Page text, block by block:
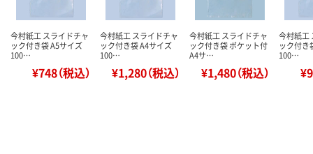
今村紙工 スライドチャ
ック付き袋 A5サイズ
100…
¥748（税込）
今村紙工 スライドチャ
ック付き袋 A4サイズ
100…
¥1,280（税込）
今村紙工 スライドチャ
ック付き袋 ポケット付
A4サ…
¥1,480（税込）
今村紙工
ック付き
100…